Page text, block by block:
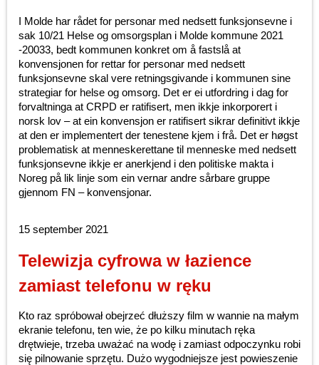
I Molde har rådet for personar med nedsett funksjonsevne i
sak 10/21 Helse og omsorgsplan i Molde kommune 2021
-20033, bedt kommunen konkret om å fastslå at
konvensjonen for rettar for personar med nedsett
funksjonsevne skal vere retningsgivande i kommunen sine
strategiar for helse og omsorg. Det er ei utfordring i dag for
forvaltninga at CRPD er ratifisert, men ikkje inkorporert i
norsk lov – at ein konvensjon er ratifisert sikrar definitivt ikkje
at den er implementert der tenestene kjem i frå. Det er høgst
problematisk at menneskerettane til menneske med nedsett
funksjonsevne ikkje er anerkjend i den politiske makta i
Noreg på lik linje som ein vernar andre sårbare gruppe
gjennom FN – konvensjonar.
15 september 2021
Telewizja cyfrowa w łazience
zamiast telefonu w ręku
Kto raz spróbował obejrzeć dłuższy film w wannie na małym
ekranie telefonu, ten wie, że po kilku minutach ręka
drętwieje, trzeba uważać na wodę i zamiast odpoczynku robi
się pilnowanie sprzętu. Dużo wygodniejsze jest powieszenie